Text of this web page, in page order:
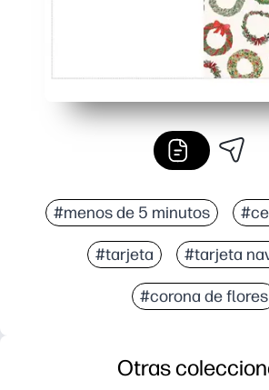
#menos de 5 minutos
#tarjeta #tarjeta
#corona de flores
Otras